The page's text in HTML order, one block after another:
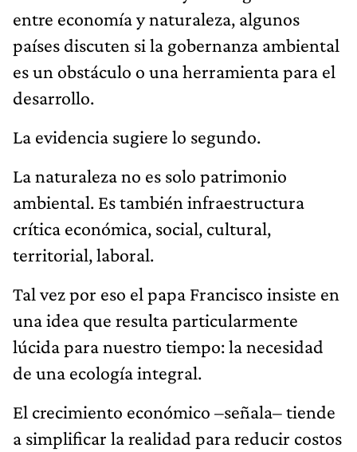
entre economía y naturaleza, algunos
países discuten si la gobernanza ambiental
es un obstáculo o una herramienta para el
desarrollo.
La evidencia sugiere lo segundo.
La naturaleza no es solo patrimonio
ambiental. Es también infraestructura
crítica económica, social, cultural,
territorial, laboral.
Tal vez por eso el papa Francisco insiste en
una idea que resulta particularmente
lúcida para nuestro tiempo: la necesidad
de una ecología integral.
El crecimiento económico –señala– tiende
a simplificar la realidad para reducir costos